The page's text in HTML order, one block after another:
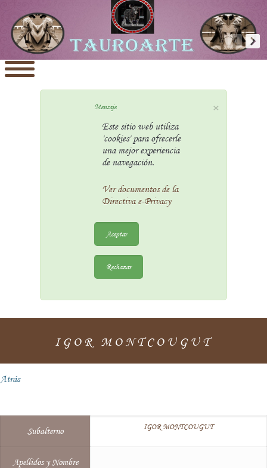
×
Mensaje
Este sitio web utiliza
'cookies' para ofrecerle
una mejor experiencia
de navegación.
Ver documentos de la
Directiva e-Privacy
Aceptar
Rechazar
IGOR MONTCOUGUT
Atrás
Subalterno IGOR MONTCOUGUT
Apellidos y Nombre